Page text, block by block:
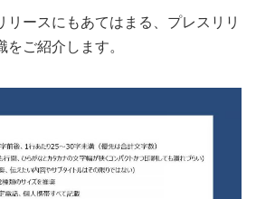
リースにもあてはまる、プレスリリ
ご紹介します。